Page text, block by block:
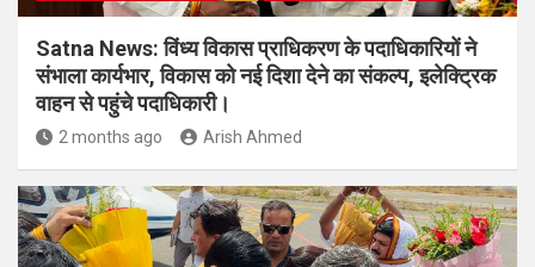
Satna News: विंध्य विकास प्राधिकरण के पदाधिकारियों ने
संभाला कार्यभार, विकास को नई दिशा देने का संकल्प, इलेक्ट्रिक
वाहन से पहुंचे पदाधिकारी।
2 months ago Arish Ahmed